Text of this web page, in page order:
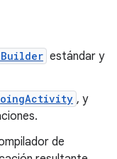
estándar y
, y
de